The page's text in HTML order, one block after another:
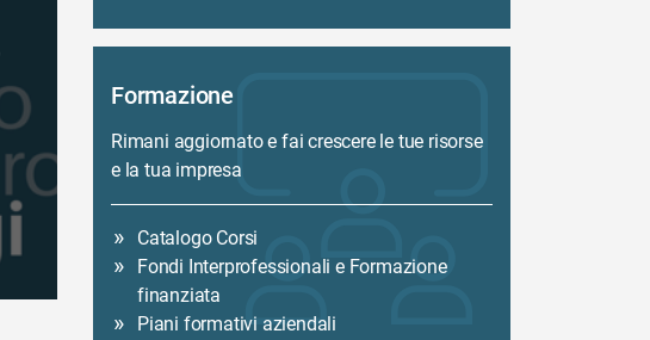
Formazione
Rimani aggiornato e fai crescere le tue risorse
e la tua impresa
Catalogo Corsi
Fondi Interprofessionali e Formazione
finanziata
Piani formativi aziendali